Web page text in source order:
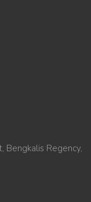
Bengkalis Regency,